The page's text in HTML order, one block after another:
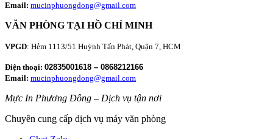
Email: mucinphuongdong@gmail.com
VĂN PHÒNG TẠI HỒ CHÍ MINH
VPGD: Hẻm 1113/51 Huỳnh Tấn Phát, Quận 7, HCM
Điện thoại: 02835001618 – 0868212166
Email: mucinphuongdong@gmail.com
Mực In Phương Đông – Dịch vụ tận nơi
Chuyên cung cấp dịch vụ máy văn phòng